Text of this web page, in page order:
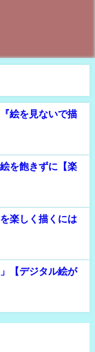
絵を見ないで描
を飽きずに【楽
楽しく描くには
【デジタル絵が